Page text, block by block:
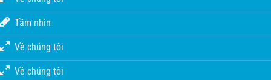
Tầm nhìn
Về chúng tôi
Về chúng tôi